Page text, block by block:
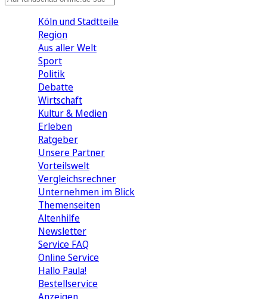
Köln und Stadtteile
Region
Aus aller Welt
Sport
Politik
Debatte
Wirtschaft
Kultur & Medien
Erleben
Ratgeber
Unsere Partner
Vorteilswelt
Vergleichsrechner
Unternehmen im Blick
Themenseiten
Altenhilfe
Newsletter
Service FAQ
Online Service
Hallo Paula!
Bestellservice